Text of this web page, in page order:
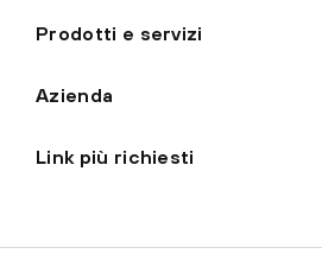
Prodotti e servizi
Azienda
Link più richiesti